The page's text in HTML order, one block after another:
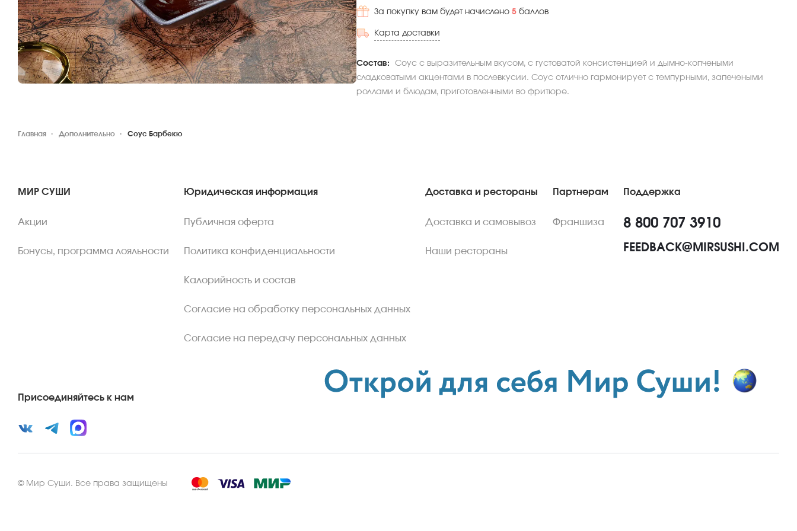
За покупку вам будет начислено 5 баллов
Карта доставки
Состав:
Соус с выразительным вкусом, с густоватой консистенцией и дымно-копчеными
сладковатыми акцентами в послевкусии. Соус отлично гармонирует с темпурными, запечеными
роллами и блюдам, приготовленными во фритюре.
Главная Дополнительно Соус Барбекю
МИР СУШИ
Акции
Бонусы, программа лояльности
Юридическая информация
Публичная оферта
Политика конфиденциальности
Калорийность и состав
Согласие на обработку персональных данных
Согласие на передачу персональных данных
Доставка и рестораны
Доставка и самовывоз
Наши рестораны
Партнерам
Франшиза
Поддержка
8 800 707 3910
FEEDBACK@MIRSUSHI.COM
Присоединяйтесь к нам
© Мир Суши. Все права защищены